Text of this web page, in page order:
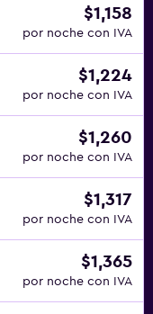
$1,158
por noche con IVA
$1,224
por noche con IVA
$1,260
por noche con IVA
$1,317
por noche con IVA
$1,365
por noche con IVA